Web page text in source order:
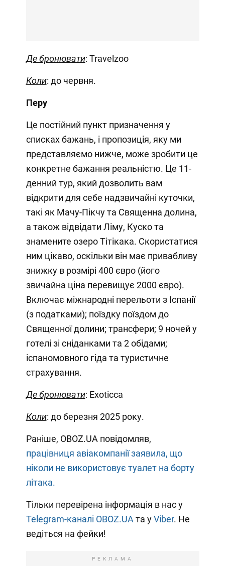
Де бронювати: Travelzoo
Коли: до червня.
Перу
Це постійний пункт призначення у
списках бажань, і пропозиція, яку ми
представляємо нижче, може зробити це
конкретне бажання реальністю. Це 11-
денний тур, який дозволить вам
відкрити для себе надзвичайні куточки,
такі як Мачу-Пікчу та Священна долина,
а також відвідати Ліму, Куско та
знамените озеро Тітікака. Скористатися
ним цікаво, оскільки він має привабливу
знижку в розмірі 400 євро (його
звичайна ціна перевищує 2000 євро).
Включає міжнародні перельоти з Іспанії
(з податками); поїздку поїздом до
Священної долини; трансфери; 9 ночей у
готелі зі сніданками та 2 обідами;
іспаномовного гіда та туристичне
страхування.
Де бронювати: Exoticca
Коли: до березня 2025 року.
Раніше, OBOZ.UA повідомляв,
працівниця авіакомпанії заявила, що
ніколи не використовує туалет на борту
літака.
Тільки перевірена інформація в нас у
Telegram-каналі OBOZ.UA та уViber. Не
ведіться на фейки!
РЕКЛАМА